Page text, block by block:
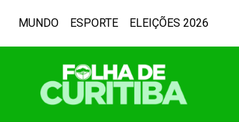
MUNDO ESPORTE ELEIÇÕES 2026